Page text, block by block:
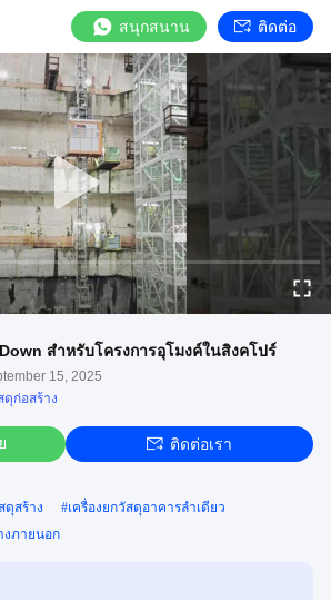
สนุกสนาน ติดต่อ
สำหรับโครงการอุโมงค์ในสิงคโปร์
15, 2025
ดุก่อสร้าง
ติดต่อเรา
ดุสร้าง #เครื่องยกวัสดุอาคารลําเดียว
งภายนอก